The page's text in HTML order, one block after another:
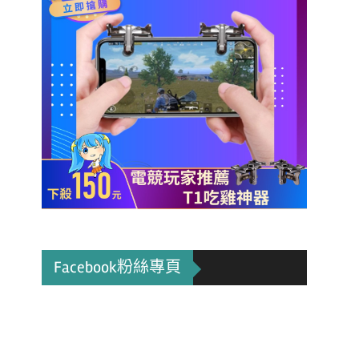
Facebook粉絲專頁